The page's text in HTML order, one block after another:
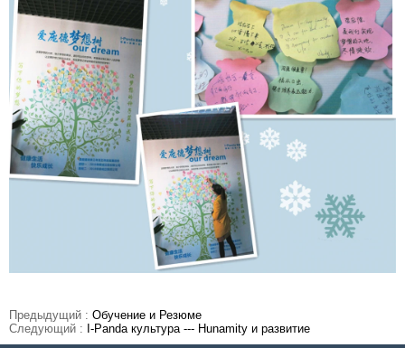
Предыдущий : Обучение и Резюме
Следующий : I-Panda культура --- Hunamity и развитие